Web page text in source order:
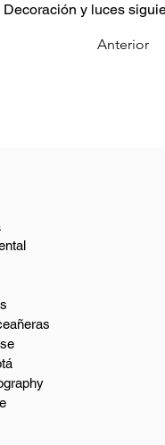
Decoración y luces
Anterior